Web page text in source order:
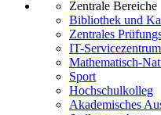
Zentrale Bereiche
Bibliothek und
Zentrales
IT-Servicezentrum
Mathematisch-
Sport
Hochschulkolleg
Akademisches